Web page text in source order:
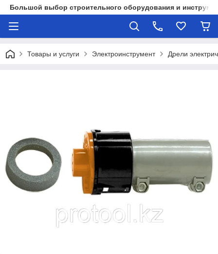
Большой выбор строительного оборудования и
Товары и услуги Электроинструмент Дрели